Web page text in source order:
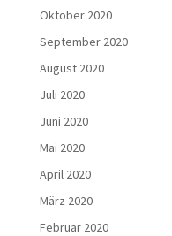
Oktober 2020
September 2020
August 2020
Juli 2020
Juni 2020
Mai 2020
April 2020
März 2020
Februar 2020